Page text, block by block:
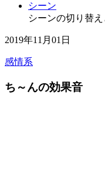
シーン
シーンの切り替
2019年11月01日
感情系
ち～んの効果音